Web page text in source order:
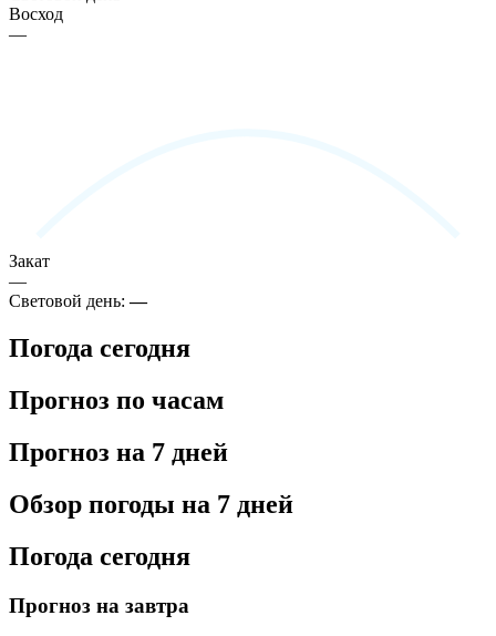
Восход
—
Закат
—
Световой день:—
Погода сегодня
Прогноз по часам
Прогноз на 7 дней
Обзор погоды на 7 дней
Погода сегодня
Прогноз на завтра